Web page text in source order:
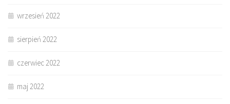
wrzesień 2022
sierpień 2022
czerwiec 2022
maj 2022